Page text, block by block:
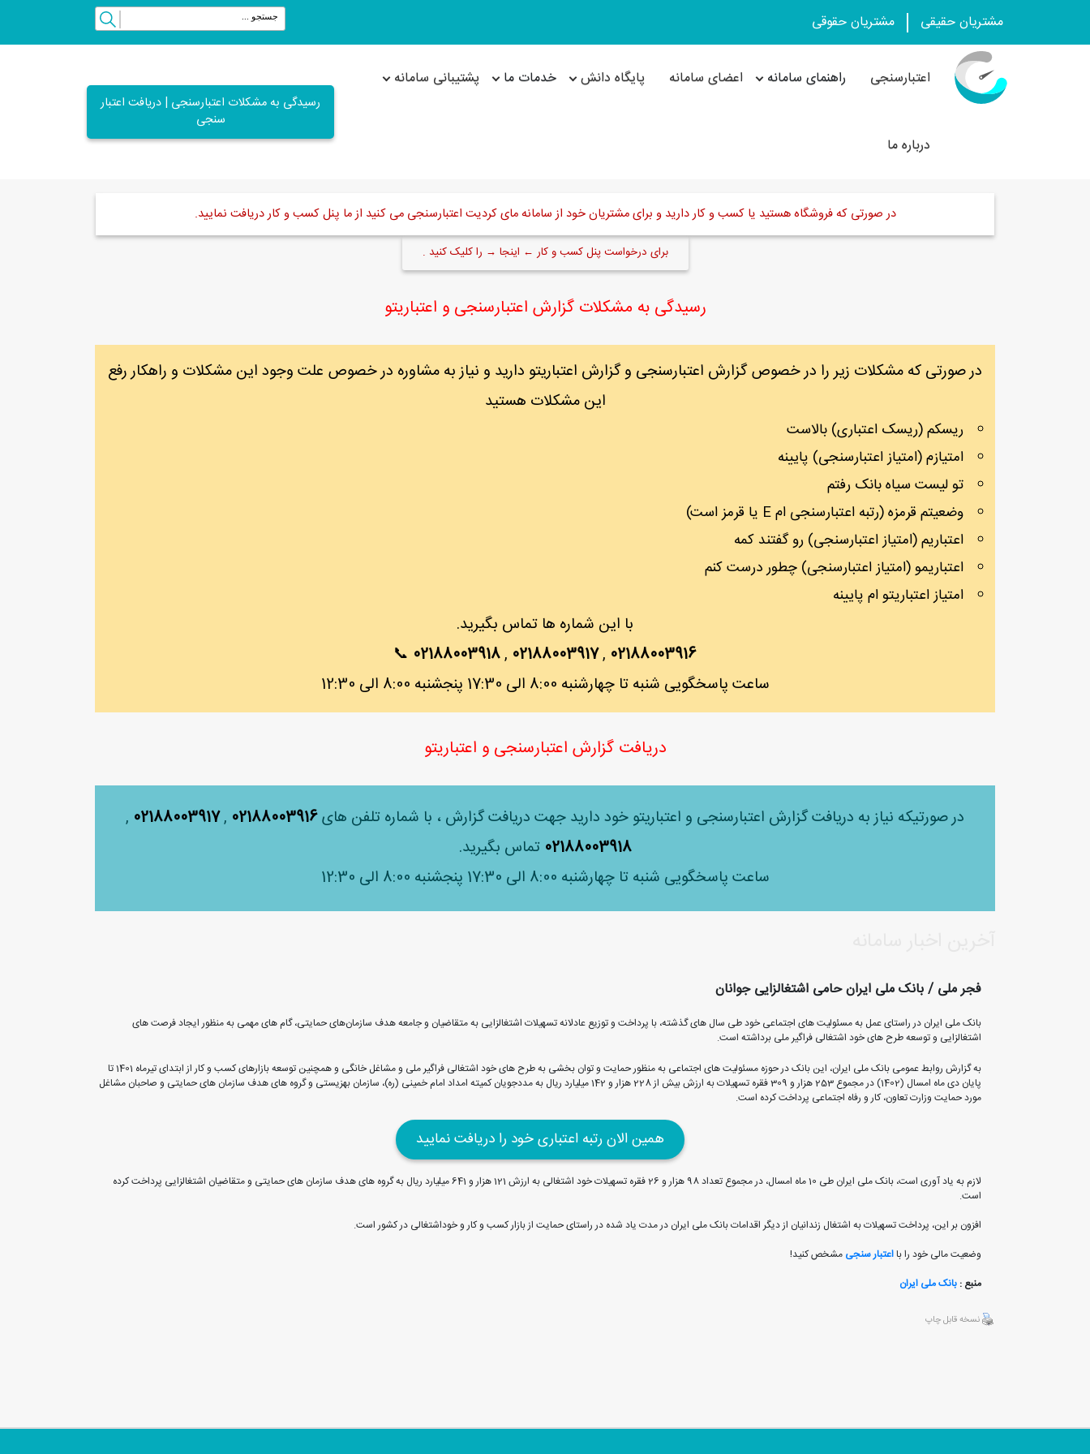
مشتریان حقیقی مشتریان حقوقی
اعتبارسنجی راهنمای سامانه اعضای سامانه پایگاه دانش خدمات ما پشتیبانی سامانه
درباره ما
رسیدگی به مشکلات اعتبارسنجی | دریافت اعتبار
سنجی
در صورتی که فروشگاه هستید یا کسب و کار دارید و برای مشتریان خود از سامانه مای کردیت اعتبارسنجی می کنید از ما پنل کسب و کار دریافت نمایید.
برای درخواست پنل کسب و کار ← اینجا → را کلیک کنید .
رسیدگی به مشکلات گزارش اعتبارسنجی و اعتباریتو
در صورتی که مشکلات زیر را در خصوص گزارش اعتبارسنجی و گزارش اعتباریتو دارید و نیاز به مشاوره در خصوص علت وجود این مشکلات و راهکار رفع
این مشکلات هستید
ریسکم (ریسک اعتباری) بالاست
امتیازم (امتیاز اعتبارسنجی) پایینه
تو لیست سیاه بانک رفتم
وضعیتم قرمزه (رتبه اعتبارسنجی ام E یا قرمز است)
اعتباریم (امتیاز اعتبارسنجی) رو گفتند کمه
اعتباریمو (امتیاز اعتبارسنجی) چطور درست کنم
امتیاز اعتباریتو ام پایینه
با این شماره ها تماس بگیرید.
02188003916
,
02188003917
,
02188003918
📞
ساعت پاسخگویی شنبه تا چهارشنبه 8:00 الی 17:30 پنجشنبه 8:00 الی 12:30
دریافت گزارش اعتبارسنجی و اعتباریتو
در صورتیکه نیاز به دریافت گزارش اعتبارسنجی و اعتباریتو خود دارید جهت دریافت گزارش ، با شماره تلفن های02188003916
,
02188003917
,
02188003918 تماس بگیرید.
ساعت پاسخگویی شنبه تا چهارشنبه 8:00 الی 17:30 پنجشنبه 8:00 الی 12:30
فجر ملی / بانک ملی ایران حامی اشتغالزایی جوانان
بانک ملی ایران در راستای عمل به مسئولیت های اجتماعی خود طی سال های گذشته، با پرداخت و توزیع عادلانه تسهیلات اشتغالزایی به متقاضیان و جامعه هدف سازمان‌های حمایتی، گام های مهمی به منظور ایجاد فرصت های
اشتغالزایی و توسعه طرح های خود اشتغالی فراگیر ملی برداشته است.
به گزارش روابط عمومی بانک ملی ایران، این بانک در حوزه مسئولیت های اجتماعی به منظور حمایت و توان بخشی به طرح های خود اشتغالی فراگیر ملی و مشاغل خانگی و همچنین توسعه بازارهای کسب و کار از ابتدای تیرماه 1401 تا
پایان دی ماه امسال (1402) در مجموع 253 هزار و 309 فقره تسهیلات به ارزش بیش از 228 هزار و 142 میلیارد ریال به مددجویان کمیته امداد امام خمینی (ره)، سازمان بهزیستی و گروه های هدف سازمان های حمایتی و صاحبان مشاغل
مورد حمایت وزارت تعاون، کار و رفاه اجتماعی پرداخت کرده است.
همین الان رتبه اعتباری خود را دریافت نمایید
لازم به یاد آوری است، بانک ملی ایران طی 10 ماه امسال، در مجموع تعداد 98 هزار و 26 فقره تسهیلات خود اشتغالی به ارزش 121 هزار و 641 میلیارد ریال به گروه های هدف سازمان های حمایتی و متقاضیان اشتغالزایی پرداخت کرده
است.
افزون بر این، پرداخت تسهیلات به اشتغال زندانیان از دیگر اقدامات بانک ملی ایران در مدت یاد شده در راستای حمایت از بازار کسب و کار و خوداشتغالی در کشور است.
وضعیت مالی خود را بااعتبار سنجی مشخص کنید!
منبع : بانک ملی ایران
نسخه قابل چاپ